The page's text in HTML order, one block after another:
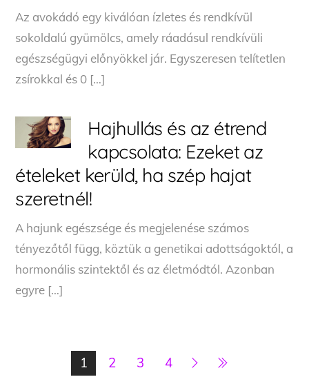
Az avokádó egy kiválóan ízletes és rendkívül
sokoldalú gyümölcs, amely ráadásul rendkívüli
egészségügyi előnyökkel jár. Egyszeresen telítetlen
zsírokkal és 0 […]
Hajhullás és az étrend
kapcsolata: Ezeket az
ételeket kerüld, ha szép hajat
szeretnél!
A hajunk egészsége és megjelenése számos
tényezőtől függ, köztük a genetikai adottságoktól, a
hormonális szintektől és az életmódtól. Azonban
egyre […]
1 2 3 4